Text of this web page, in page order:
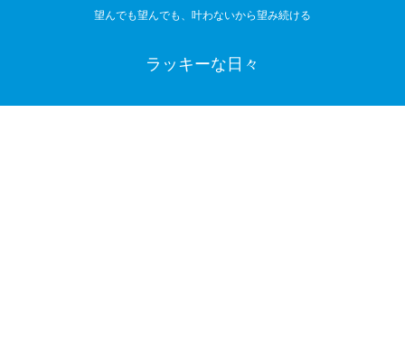
望んでも望んでも、叶わないから望み続ける
ラッキーな日々